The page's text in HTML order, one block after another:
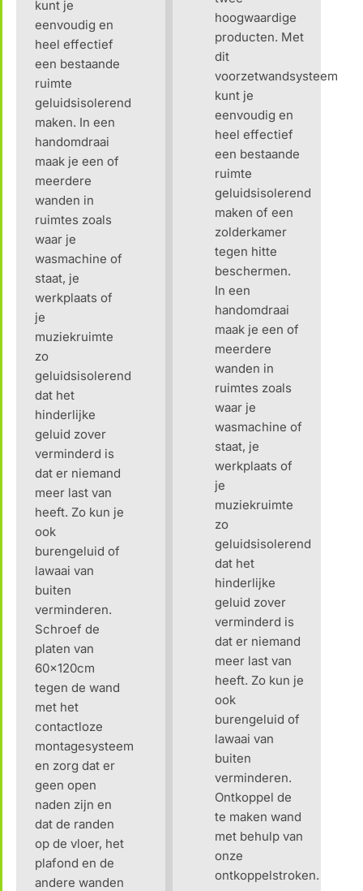
kunt je
eenvoudig en
heel effectief
een bestaande
ruimte
geluidsisolerend
maken. In een
handomdraai
maak je een of
meerdere
wanden in
ruimtes zoals
waar je
wasmachine of
staat, je
werkplaats of
je
muziekruimte
zo
geluidsisolerend
dat het
hinderlijke
geluid zover
verminderd is
dat er niemand
meer last van
heeft. Zo kun je
ook
burengeluid of
lawaai van
buiten
verminderen.
Schroef de
platen van
60x120cm
tegen de wand
met het
contactloze
montagesysteem
en zorg dat er
geen open
naden zijn en
dat de randen
op de vloer, het
plafond en de
andere wanden
hoogwaardige
producten. Met
dit
voorzetwandsysteem
kunt je
eenvoudig en
heel effectief
een bestaande
ruimte
geluidsisolerend
maken of een
zolderkamer
tegen hitte
beschermen.
In een
handomdraai
maak je een of
meerdere
wanden in
ruimtes zoals
waar je
wasmachine of
staat, je
werkplaats of
je
muziekruimte
zo
geluidsisolerend
dat het
hinderlijke
geluid zover
verminderd is
dat er niemand
meer last van
heeft. Zo kun je
ook
burengeluid of
lawaai van
buiten
verminderen.
Ontkoppel de
te maken wand
met behulp van
onze
ontkoppelstroken.